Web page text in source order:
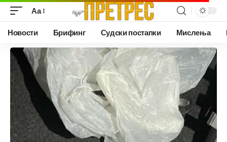
Аа
Новости Брифинг Судски постапки Мислења